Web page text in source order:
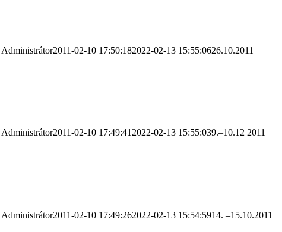
Administrátor2011-02-10 17:50:182022-02-13 15:55:0626.10.2011
Administrátor2011-02-10 17:49:41 2022-02-13 15:55:039.–10.12 2011
Administrátor2011-02-10 17:49:262022-02-13 15:54:5914. –15.10.2011